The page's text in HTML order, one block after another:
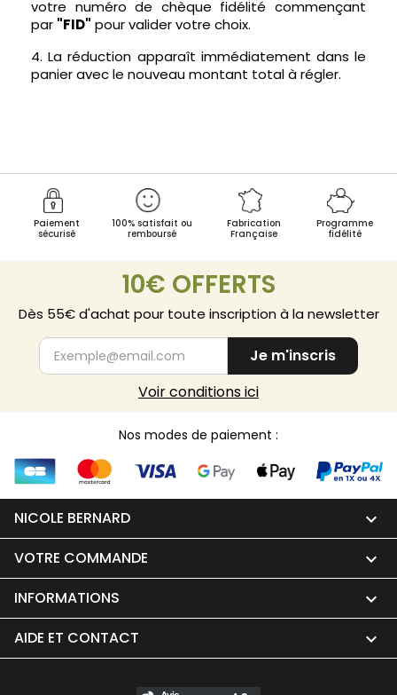
votre numéro de chèque fidélité commençant
par "FID" pour valider votre choix.
4. La réduction apparaît immédiatement dans le
panier avec le nouveau montant total à régler.
Paiement
sécurisé
100% satisfait ou
remboursé
Fabrication
Française
Programme
fidélité
10€ OFFERTS
Dès 55€ d'achat pour toute inscription à la newsletter
Je m'inscris
Voir conditions ici
Nos modes de paiement :
NICOLE BERNARD 
VOTRE COMMANDE 
INFORMATIONS 
AIDE ET CONTACT 